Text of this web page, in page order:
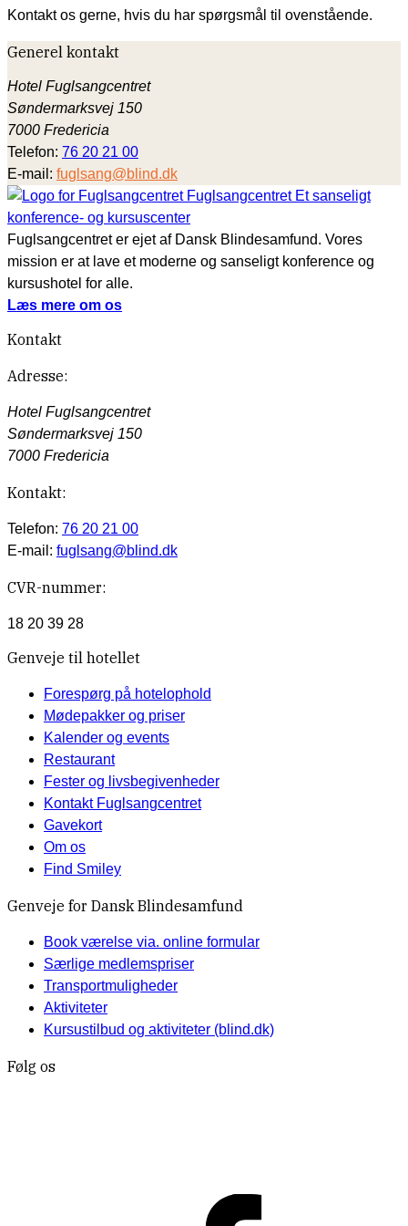
Kontakt os gerne, hvis du har spørgsmål til ovenstående.
Generel kontakt
Hotel Fuglsangcentret
Søndermarksvej 150
7000 Fredericia
Telefon: 76 20 21 00
E-mail: fuglsang@blind.dk
Fuglsangcentret Et sanseligt
konference- og kursuscenter
Fuglsangcentret er ejet af Dansk Blindesamfund. Vores
mission er at lave et moderne og sanseligt konference og
kursushotel for alle.
Læs mere om os
Kontakt
Adresse:
Hotel Fuglsangcentret
Søndermarksvej 150
7000 Fredericia
Kontakt:
Telefon: 76 20 21 00
E-mail: fuglsang@blind.dk
CVR-nummer:
18 20 39 28
Genveje til hotellet
Forespørg på hotelophold
Mødepakker og priser
Kalender og events
Restaurant
Fester og livsbegivenheder
Kontakt Fuglsangcentret
Gavekort
Om os
Find Smiley
Genveje for Dansk Blindesamfund
Book værelse via. online formular
Særlige medlemspriser
Transportmuligheder
Aktiviteter
Kursustilbud og aktiviteter (blind.dk)
Følg os